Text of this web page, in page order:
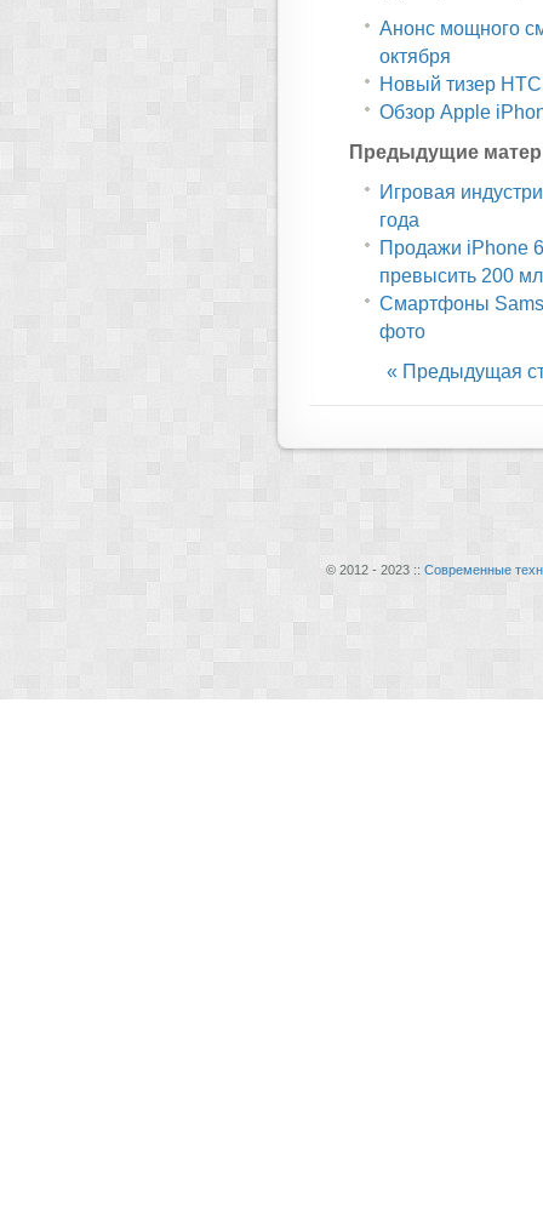
Анонс мощного
октября
Новый тизер
Обзор Apple
Предыдущие
Игровая
года
Продажи iPhone 6
превысить 200
Смартфоны
фото
« Предыдущая
© 2012 - 2023 :: Современные